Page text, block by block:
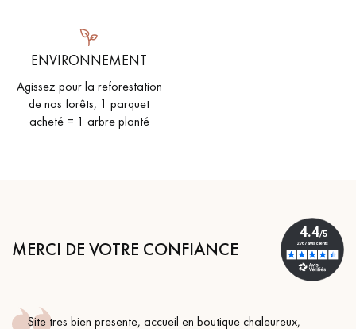
ENVIRONNEMENT
Agissez pour la reforestation
de nos forêts, 1 parquet
acheté = 1 arbre planté
MERCI DE VOTRE CONFIANCE
Site tres bien presente, accueil en boutique chaleureux,